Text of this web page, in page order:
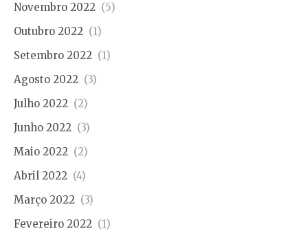
Novembro 2022 (5)
Outubro 2022 (1)
Setembro 2022 (1)
Agosto 2022 (3)
Julho 2022 (2)
Junho 2022 (3)
Maio 2022 (2)
Abril 2022 (4)
Março 2022 (3)
Fevereiro 2022 (1)